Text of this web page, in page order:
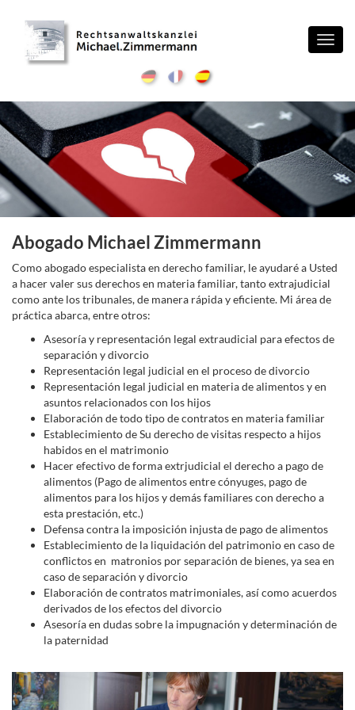
Abogado Michael Zimmermann
Como abogado especialista en derecho familiar, le ayudaré a Usted
a hacer valer sus derechos en materia familiar, tanto extrajudicial
como ante los tribunales, de manera rápida y eficiente. Mi área de
práctica abarca, entre otros:
Asesoría y representación legal extraudicial para efectos de
separación y divorcio
Representación legal judicial en el proceso de divorcio
Representación legal judicial en materia de alimentos y en
asuntos relacionados con los hijos
Elaboración de todo tipo de contratos en materia familiar
Establecimiento de Su derecho de visitas respecto a hijos
habidos en el matrimonio
Hacer efectivo de forma extrjudicial el derecho a pago de
alimentos (Pago de alimentos entre cónyuges, pago de
alimentos para los hijos y demás familiares con derecho a
esta prestación, etc.)
Defensa contra la imposición injusta de pago de alimentos
Establecimiento de la liquidación del patrimonio en caso de
conflictos en matronios por separación de bienes, ya sea en
caso de separación y divorcio
Elaboración de contratos matrimoniales, así como acuerdos
derivados de los efectos del divorcio
Asesoría en dudas sobre la impugnación y determinación de
la paternidad